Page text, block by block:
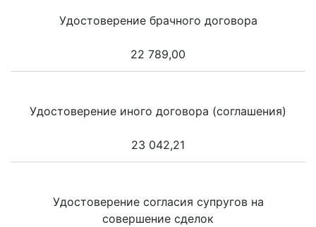
Удостоверение брачного договора
22 789,00
Удостоверение иного договора (соглашения)
23 042,21
Удостоверение согласия супругов на
совершение сделок